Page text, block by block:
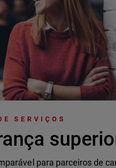
SERVIÇOS
para parceiros de